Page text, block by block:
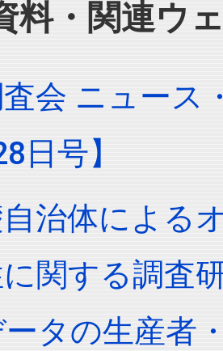
料・関連ウ
査会 ニュー
日号】
自治体による
関する調査
タの生産者